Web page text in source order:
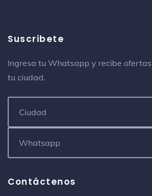
Suscribete
Ingresa tu Whatsapp y recibe
tu ciudad.
Contáctenos